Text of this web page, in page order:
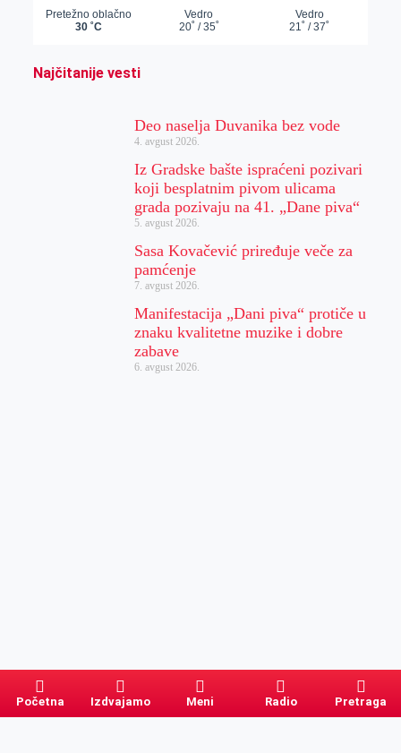
Najčitanije vesti
Deo naselja Duvanika bez vode
4. avgust 2026.
Iz Gradske bašte ispraćeni pozivari
koji besplatnim pivom ulicama
grada pozivaju na 41. „Dane piva“
5. avgust 2026.
Sasa Kovačević priređuje veče za
pamćenje
7. avgust 2026.
Manifestacija „Dani piva“ protiče u
znaku kvalitetne muzike i dobre
zabave
6. avgust 2026.
Početna Izdvajamo Meni Radio Pretraga